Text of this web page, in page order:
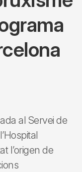
al Servei de
l’origen de